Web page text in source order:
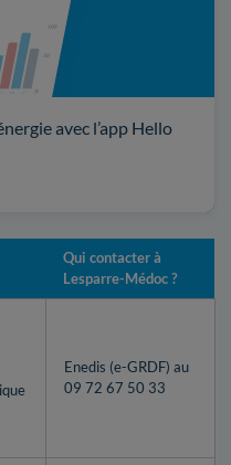
avec l’app Hello
Qui contacter à
Lesparre-Médoc ?
Enedis (e-GRDF) au
09 72 67 50 33